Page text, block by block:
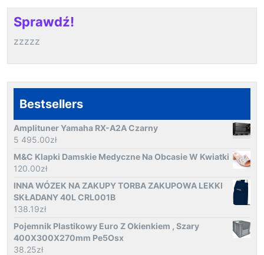
Sprawdź!
zzzzz
Bestsellers
Amplituner Yamaha RX-A2A Czarny
5 495.00zł
M&C Klapki Damskie Medyczne Na Obcasie W Kwiatki
120.00zł
INNA WÓZEK NA ZAKUPY TORBA ZAKUPOWA LEKKI
SKŁADANY 40L CRL001B
138.19zł
Pojemnik Plastikowy Euro Z Okienkiem , Szary
400X300X270mm Pe5Osx
38.25zł